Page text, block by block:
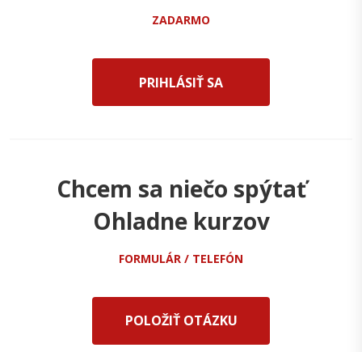
ZADARMO
PRIHLÁSIŤ SA
Chcem sa niečo spýtať
Ohladne kurzov
FORMULÁR / TELEFÓN
POLOŽIŤ OTÁZKU